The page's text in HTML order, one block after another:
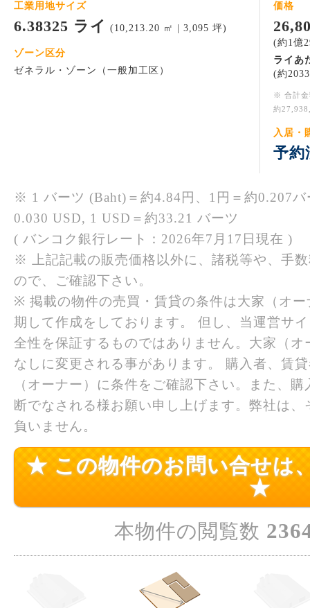
工業用地サイズ
6.38325 ライ (10,213.20 ㎡ | 3,095 坪)
ゾーン区分
ゼネラル・ゾーン（一般加工区）
価格
(約1億
ライあ
(約
※ 合計金
約
入居・
予約
※ 1 バーツ (Baht)＝約4.84円、1円＝約0.207
0.030 USD, 1 USD＝約33.21 バーツ
( バンコク銀行レート：2026年7月17日現在 )
※ 上記記載の販売価格以外に、諸税等や、手
ので、ご確認下さい。
※ 掲載の物件の売買・賃貸の条件は大家（オ
期して作成をしております。 但し、当運営サ
全性を保証するものではありません。大家（
なしに変更される事があります。 購入者、賃
（オーナー）に条件をご確認下さい。また、
断でなされる様お願い申し上げます。弊社は
負いません。
★ この物件のお問い合せは
★
本物件の閲覧数